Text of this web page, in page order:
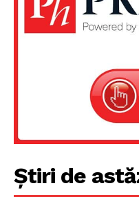
PRESShub
Proiecte editoriale
Rețea
Știri de